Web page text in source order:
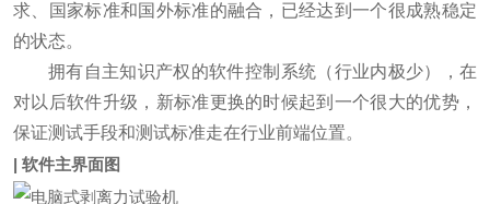
求、国家标准和国外标准的融合，已经达到一个很成熟稳定
的状态。
拥有自主知识产权的软件控制系统（行业内极少），在
对以后软件升级，新标准更换的时候起到一个很大的优势，
保证测试手段和测试标准走在行业前端位置。
| 软件主界面图